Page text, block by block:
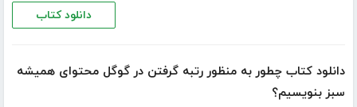
دانلود کتاب
دانلود کتاب چطور به منظور رتبه گرفتن در گوگل محتوای همیشه
سبز بنویسیم؟